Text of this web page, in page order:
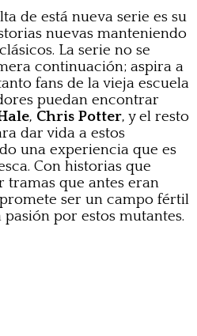
de está nueva serie es su
nuevas manteniendo
La serie no se
continuación; aspira a
fans de la vieja escuela
puedan encontrar
, Chris Potter, y el resto
dar vida a estos
una experiencia que es
Con historias que
tramas que antes eran
ser un campo fértil
por estos mutantes.